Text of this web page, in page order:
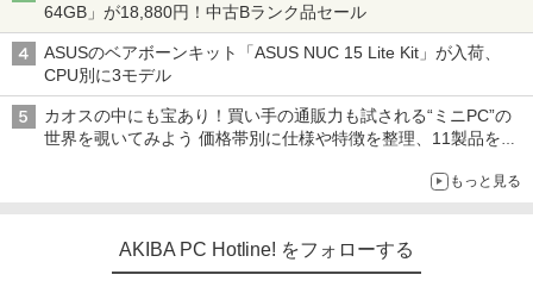
64GB」が18,880円！中古Bランク品セール
ASUSのベアボーンキット「ASUS NUC 15 Lite Kit」が入荷、
CPU別に3モデル
カオスの中にも宝あり！買い手の通販力も試される“ミニPC”の
世界を覗いてみよう 価格帯別に仕様や特徴を整理、11製品をピ
もっと見る
AKIBA PC Hotline! をフォローする